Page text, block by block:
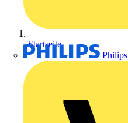
Philips
Startseite